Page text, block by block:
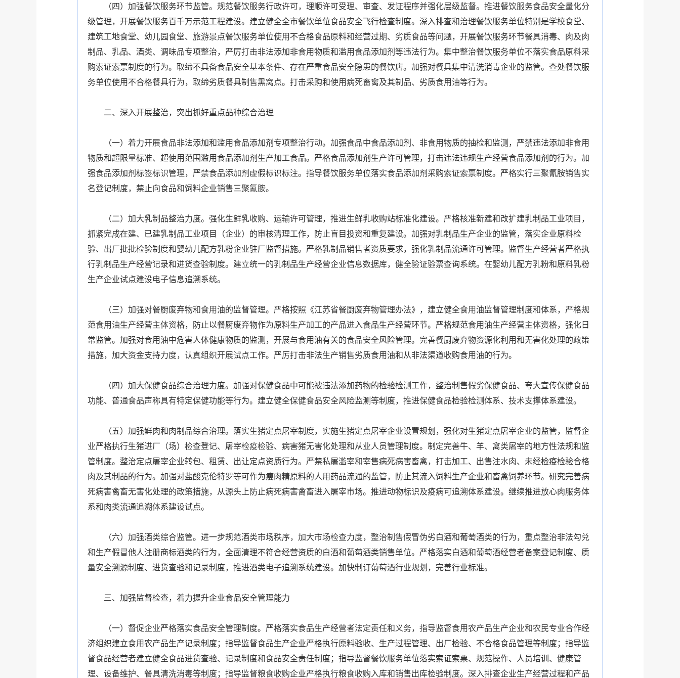
（四）加强餐饮服务环节监管。规范餐饮服务行政许可，理顺许可受理、审查、发证程序并强化层级监督。推进餐饮服务食品安全量化分
级管理，开展餐饮服务百千万示范工程建设。建立健全全市餐饮单位食品安全飞行检查制度。深入排查和治理餐饮服务单位特别是学校食堂、
建筑工地食堂、幼儿园食堂、旅游景点餐饮服务单位使用不合格食品原料和经营过期、劣质食品等问题，开展餐饮服务环节餐具消毒、肉及肉
制品、乳品、酒类、调味品专项整治，严厉打击非法添加非食用物质和滥用食品添加剂等违法行为。集中整治餐饮服务单位不落实食品原料采
购索证索票制度的行为。取缔不具备食品安全基本条件、存在严重食品安全隐患的餐饮店。加强对餐具集中清洗消毒企业的监管。查处餐饮服
务单位使用不合格餐具行为，取缔劣质餐具制售黑窝点。打击采购和使用病死畜禽及其制品、劣质食用油等行为。
二、深入开展整治，突出抓好重点品种综合治理
（一）着力开展食品非法添加和滥用食品添加剂专项整治行动。加强食品中食品添加剂、非食用物质的抽检和监测，严禁违法添加非食用
物质和超限量标准、超使用范围滥用食品添加剂生产加工食品。严格食品添加剂生产许可管理，打击违法违规生产经营食品添加剂的行为。加
强食品添加剂标签标识管理，严禁食品添加剂虚假标识标注。指导餐饮服务单位落实食品添加剂采购索证索票制度。严格实行三聚氰胺销售实
名登记制度，禁止向食品和饲料企业销售三聚氰胺。
（二）加大乳制品整治力度。强化生鲜乳收购、运输许可管理，推进生鲜乳收购站标准化建设。严格核准新建和改扩建乳制品工业项目，
抓紧完成在建、已建乳制品工业项目（企业）的审核清理工作，防止盲目投资和重复建设。加强对乳制品生产企业的监管，落实企业原料检
验、出厂批批检验制度和婴幼儿配方乳粉企业驻厂监督措施。严格乳制品销售者资质要求，强化乳制品流通许可管理。监督生产经营者严格执
行乳制品生产经营记录和进货查验制度。建立统一的乳制品生产经营企业信息数据库，健全验证验票查询系统。在婴幼儿配方乳粉和原料乳粉
生产企业试点建设电子信息追溯系统。
（三）加强对餐厨废弃物和食用油的监督管理。严格按照《江苏省餐厨废弃物管理办法》，建立健全食用油监督管理制度和体系，严格规
范食用油生产经营主体资格，防止以餐厨废弃物作为原料生产加工的产品进入食品生产经营环节。严格规范食用油生产经营主体资格，强化日
常监管。加强对食用油中危害人体健康物质的监测，开展与食用油有关的食品安全风险管理。完善餐厨废弃物资源化利用和无害化处理的政策
措施，加大资金支持力度，认真组织开展试点工作。严厉打击非法生产销售劣质食用油和从非法渠道收购食用油的行为。
（四）加大保健食品综合治理力度。加强对保健食品中可能被违法添加药物的检验检测工作，整治制售假劣保健食品、夸大宣传保健食品
功能、普通食品声称具有特定保健功能等行为。建立健全保健食品安全风险监测等制度，推进保健食品检验检测体系、技术支撑体系建设。
（五）加强鲜肉和肉制品综合治理。落实生猪定点屠宰制度，实施生猪定点屠宰企业设置规划，强化对生猪定点屠宰企业的监管，监督企
业严格执行生猪进厂（场）检查登记、屠宰检疫检验、病害猪无害化处理和从业人员管理制度。制定完善牛、羊、禽类屠宰的地方性法规和监
管制度。整治定点屠宰企业转包、租赁、出让定点资质行为。严禁私屠滥宰和宰售病死病害畜禽，打击加工、出售注水肉、未经检疫检验合格
肉及其制品的行为。加强对盐酸克伦特罗等可作为瘦肉精原料的人用药品流通的监管，防止其流入饲料生产企业和畜禽饲养环节。研究完善病
死病害禽畜无害化处理的政策措施，从源头上防止病死病害禽畜进入屠宰市场。推进动物标识及疫病可追溯体系建设。继续推进放心肉服务体
系和肉类流通追溯体系建设试点。
（六）加强酒类综合监管。进一步规范酒类市场秩序，加大市场检查力度，整治制售假冒伪劣白酒和葡萄酒类的行为，重点整治非法勾兑
和生产假冒他人注册商标酒类的行为，全面清理不符合经营资质的白酒和葡萄酒类销售单位。严格落实白酒和葡萄酒经营者备案登记制度、质
量安全溯源制度、进货查验和记录制度，推进酒类电子追溯系统建设。加快制订葡萄酒行业规划，完善行业标准。
三、加强监督检查，着力提升企业食品安全管理能力
（一）督促企业严格落实食品安全管理制度。严格落实食品生产经营者法定责任和义务，指导监督食用农产品生产企业和农民专业合作经
济组织建立食用农产品生产记录制度；指导监督食品生产企业严格执行原料验收、生产过程管理、出厂检验、不合格食品管理等制度；指导监
督食品经营者建立健全食品进货查验、记录制度和食品安全责任制度；指导监督餐饮服务单位落实索证索票、规范操作、人员培训、健康管
理、设备维护、餐具清洗消毒等制度；指导监督粮食收购企业严格执行粮食收购入库和销售出库检验制度。深入排查企业生产经营过程和产品